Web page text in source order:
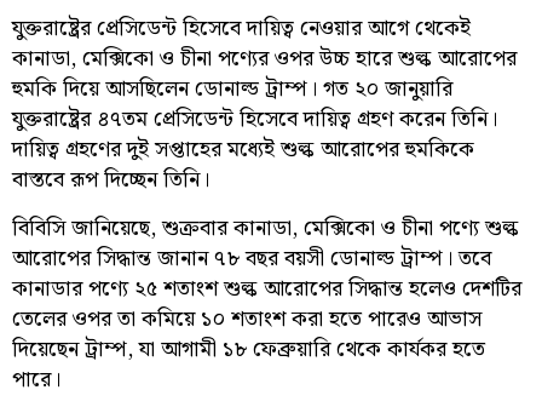
যুক্তরাষ্ট্রের প্রেসিডেন্ট হিসেবে দায়িত্ব নেওয়ার আগে থেকেই
কানাডা, মেক্সিকো ও চীনা পণ্যের ওপর উচ্চ হারে শুল্ক আরোপের
হুমকি দিয়ে আসছিলেন ডোনাল্ড ট্রাম্প। গত ২০ জানুয়ারি
যুক্তরাষ্ট্রের ৪৭তম প্রেসিডেন্ট হিসেবে দায়িত্ব গ্রহণ করেন তিনি।
দায়িত্ব গ্রহণের দুই সপ্তাহের মধ্যেই শুল্ক আরোপের হুমকিকে
বাস্তবে রূপ দিচ্ছেন তিনি।
বিবিসি জানিয়েছে, শুক্রবার কানাডা, মেক্সিকো ও চীনা পণ্যে শুল্ক
আরোপের সিদ্ধান্ত জানান ৭৮ বছর বয়সী ডোনাল্ড ট্রাম্প। তবে
কানাডার পণ্যে ২৫ শতাংশ শুল্ক আরোপের সিদ্ধান্ত হলেও দেশটির
তেলের ওপর তা কমিয়ে ১০ শতাংশ করা হতে পারেও আভাস
দিয়েছেন ট্রাম্প, যা আগামী ১৮ ফেব্রুয়ারি থেকে কার্যকর হতে
পারে।